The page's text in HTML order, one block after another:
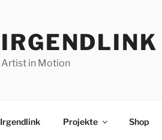
IRGENDLINK
Artist in Motion
Irgendlink Projekte Shop